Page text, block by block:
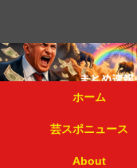
ホーム
芸スポニュース
About